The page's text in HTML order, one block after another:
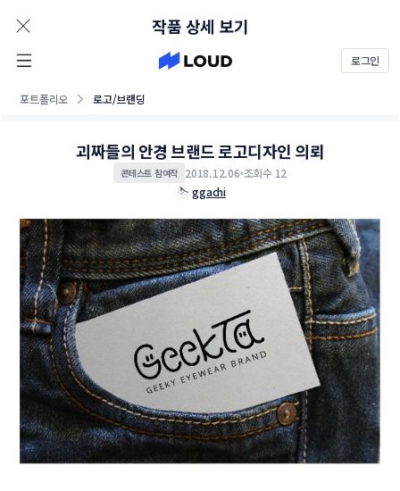
로그인
포트폴리오 로고/브랜딩
작품 상세 보기
괴짜들의 안경 브랜드 로고디자인 의뢰
콘테스트 참여작 2018.12.06 조회수 12
ggachi